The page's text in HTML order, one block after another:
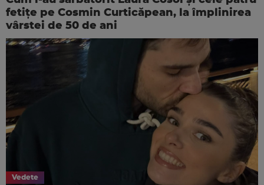
fetițe pe Cosmin Curticăpean, la împlinirea
vârstei de 50 de ani
Vedete